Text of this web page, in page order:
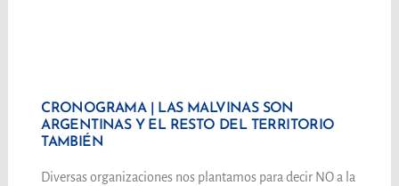
CRONOGRAMA | LAS MALVINAS SON
ARGENTINAS Y EL RESTO DEL TERRITORIO
TAMBIÉN
Diversas organizaciones nos plantamos para decir NO a la